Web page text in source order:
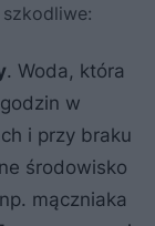
. Woda, która
w
i przy braku
środowisko
mączniaka